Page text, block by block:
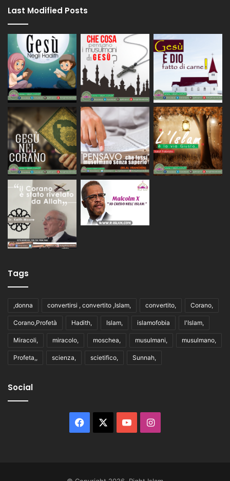
Last Modified Posts
Tags
,donna convertirsi , convertito ,Islam, convertito, Corano,
Corano,Profetà Hadith, Islam, islamofobia l'Islam,
Miracoli, miracolo, moschea, musulmani, musulmano,
Profeta,, scienza, scietifico, Sunnah,
Social
Facebook
You Instagram